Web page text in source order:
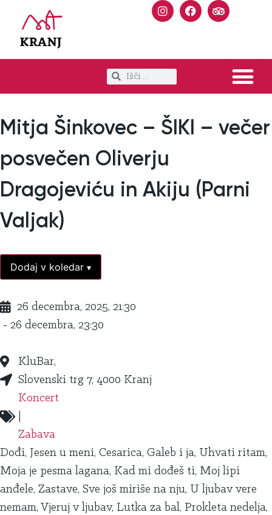
Mitja Šinkovec – ŠIKI – večer
posvečen Oliverju
Dragojeviću in Akiju (Parni
Valjak)
Dodaj v koledar ▾
26 decembra, 2025, 21:30
- 26 decembra, 23:30
KluBar,
Slovenski trg 7, 4000 Kranj
Koncert
Zabava
Dođi, Jesen u meni, Cesarica, Galeb i ja, Uhvati ritam,
Moja je pesma lagana, Kad mi dođeš ti, Moj lipi
anđele, Zastave, Sve još miriše na nju, U ljubav vere
nemam, Vjeruj v ljubav, Lutka za bal, Prokleta nedelja,